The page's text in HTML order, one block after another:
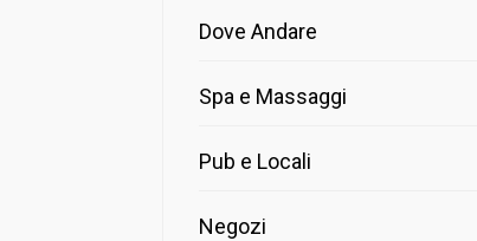
Dove Andare
Spa e Massaggi
Pub e Locali
Negozi